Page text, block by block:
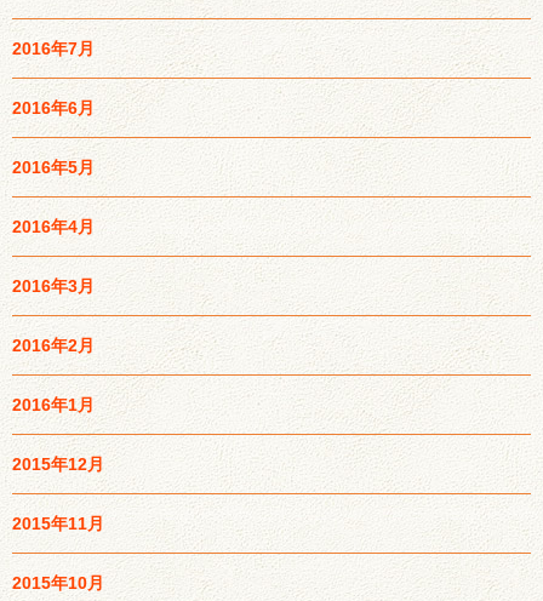
2016年7月
2016年6月
2016年5月
2016年4月
2016年3月
2016年2月
2016年1月
2015年12月
2015年11月
2015年10月